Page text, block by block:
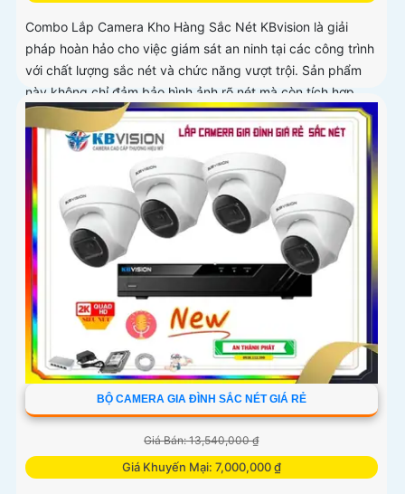
Combo Lắp Camera Kho Hàng Sắc Nét KBvision là giải
pháp hoàn hảo cho việc giám sát an ninh tại các công trình
với chất lượng sắc nét và chức năng vượt trội. Sản phẩm
này không chỉ đảm bảo hình ảnh rõ nét mà còn tích hợp
chức năng thu âm tiên nghi, hỗ trợ việc giám sát một cách
toàn diện và chính xác hơn
BỘ CAMERA GIA ĐÌNH SẮC NÉT GIÁ RẺ
Giá Bán: 13,540,000 ₫
Giá Khuyến Mại: 7,000,000 ₫